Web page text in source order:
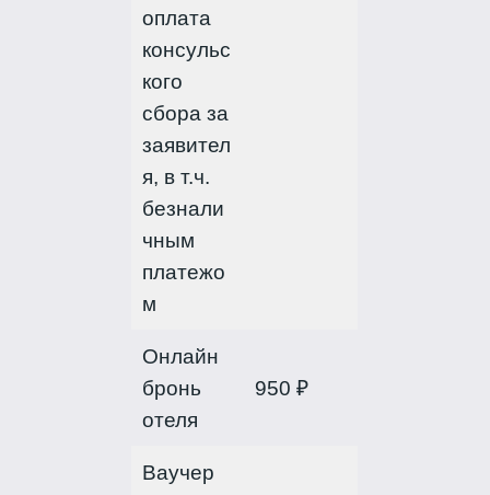
оплата
консульс
кого
сбора за
заявител
я, в т.ч.
безнали
чным
платежо
м
Онлайн
бронь
отеля
950 ₽
Ваучер